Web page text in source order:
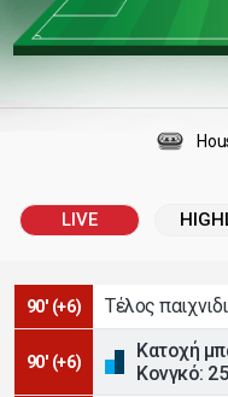
LIVE
90' (+6) Τέλος
90' (+6)
Κατοχή
Κονγκό: